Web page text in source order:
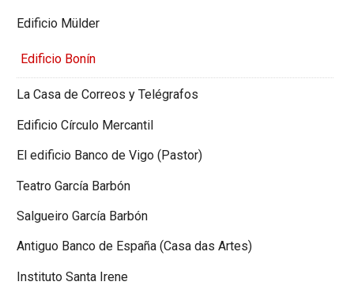
Edificio Mülder
Edificio Bonín
La Casa de Correos y Telégrafos
Edificio Círculo Mercantil
El edificio Banco de Vigo (Pastor)
Teatro García Barbón
Salgueiro García Barbón
Antiguo Banco de España (Casa das Artes)
Instituto Santa Irene